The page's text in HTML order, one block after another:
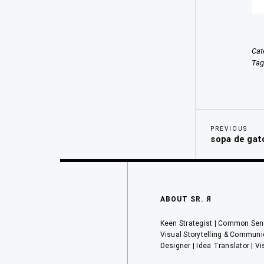
de
entradas
Previous
Post
PREVIOUS
sopa de
ABOUT SR. Я
Keen Strategist | Common
Visual Storytelling &
Designer | Idea Translator |